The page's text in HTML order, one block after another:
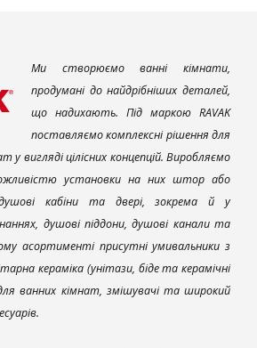
Ми створюємо ванні кімнати,
продумані до найдрібніших деталей,
що надихають. Під маркою RAVAK
поставляємо комплексні рішення для
у вигляді цілісних концепцій. Виробляємо
установки на них штор або
кабіни та двері, зокрема й у
душові піддони, душові канали та
асортименті присутні умивальники з
кераміка (унітази, біде та керамічні
ванних кімнат, змішувачі та широкий